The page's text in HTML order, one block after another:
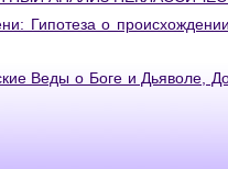
Гипотеза о
Веды о Боге и Дьяволе,